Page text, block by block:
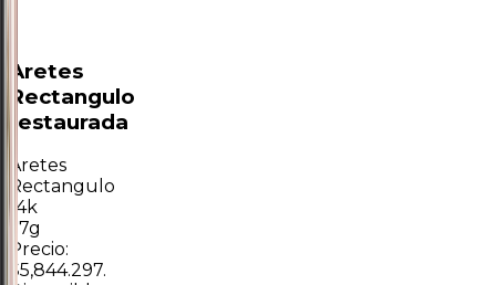
Aretes
Rectangulo
restaurada
Aretes
Rectangulo
14k
1.7g
Precio:
$5,844.297.